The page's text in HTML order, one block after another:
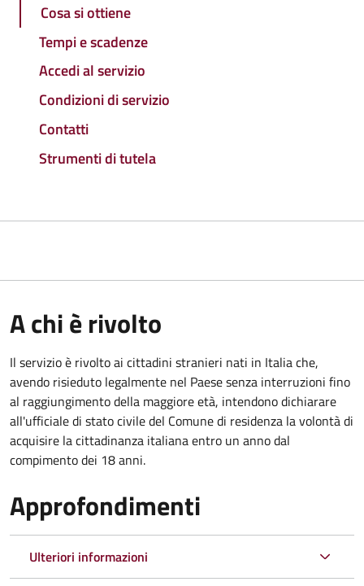
Cosa si ottiene
Tempi e scadenze
Accedi al servizio
Condizioni di servizio
Contatti
Strumenti di tutela
A chi è rivolto
Il servizio è rivolto ai cittadini stranieri nati in Italia che,
avendo risieduto legalmente nel Paese senza interruzioni fino
al raggiungimento della maggiore età, intendono dichiarare
all'ufficiale di stato civile del Comune di residenza la volontà di
acquisire la cittadinanza italiana entro un anno dal
compimento dei 18 anni.
Approfondimenti
Ulteriori informazioni